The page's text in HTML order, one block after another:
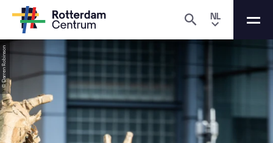
NL
© Darren Robinson